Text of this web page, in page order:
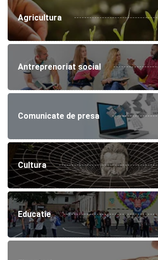
Agricultura
Antreprenoriat social
Comunicate de presa
Cultura
Educatie